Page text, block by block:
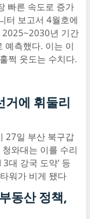
빠른 속도로 증가
터 보고서 4월호에
2025~2030년 기간
예측했다. 이는 이
쩍 웃도는 수치다.
거에 휘둘리
27일 부산 북구갑
와대는 이를 수리
3대 강국 도약' 등
워가 비게 됐다
동산 정책,